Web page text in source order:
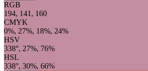
RGB
194, 141, 160
CMYK
0%, 27%, 18%, 24%
HSV
338°, 27%, 76%
HSL
338°, 30%, 66%